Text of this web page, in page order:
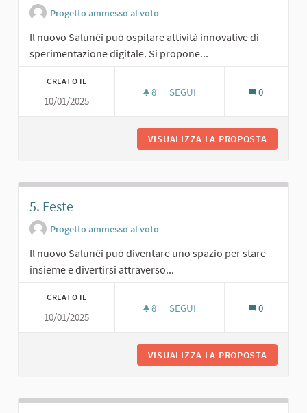
Progetto ammesso al voto
Il nuovo Salunëi può ospitare attività innovative di
sperimentazione digitale. Si propone...
CREATO IL
10/01/2025
8 8 SOSTENITORI
SEGUI 0
VISUALIZZA LA PROPOSTA
5. Feste
Progetto ammesso al voto
Il nuovo Salunëi può diventare uno spazio per stare
insieme e divertirsi attraverso...
CREATO IL
10/01/2025
8 8 SOSTENITORI
SEGUI 0
VISUALIZZA LA PROPOSTA